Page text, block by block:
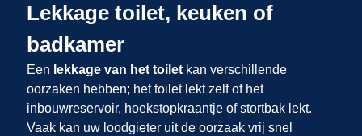
Lekkage toilet, keuken of
badkamer
Een lekkage van het toiletkan verschillende
oorzaken hebben; het toilet lekt zelf of het
inbouwreservoir, hoekstopkraantje of stortbak lekt.
Vaak kan uw loodgieter uitde oorzaak vrij snel